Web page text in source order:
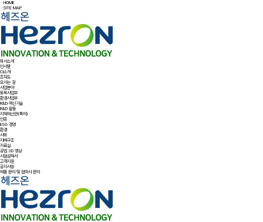
ㆍHOME
ㆍSITE MAP
회사소개
인사말
CI소개
조직도
오시는 길
사업분야
토목사업부
환경사업부
R&D·혁신기술
R&D 활동
지적재산권(특허)
인증
ESG 경영
환경
사회
지배구조
자료실
공법 3D 영상
시험성적서
고객지원
공지사항
제품 문의 및 협약사 문의